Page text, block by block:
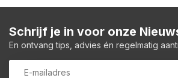
Schrijf je in voor onze
En ontvang tips, advies én regelmatig